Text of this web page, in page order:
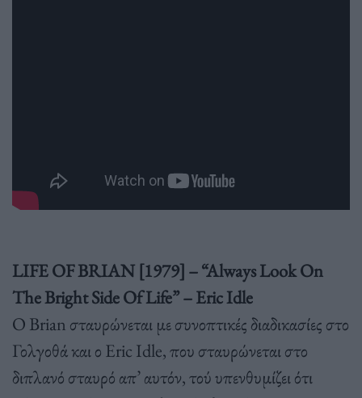
LIFE OF BRΙAN [1979] – “Always Look On
The Bright Side Of Life” – Eric Idle
Ο Brian σταυρώνεται με συνοπτικές διαδικασίες στο
Γολγοθά και ο Eric Idle, που σταυρώνεται στο
διπλανό σταυρό απ’ αυτόν, τού υπενθυμίζει ότι